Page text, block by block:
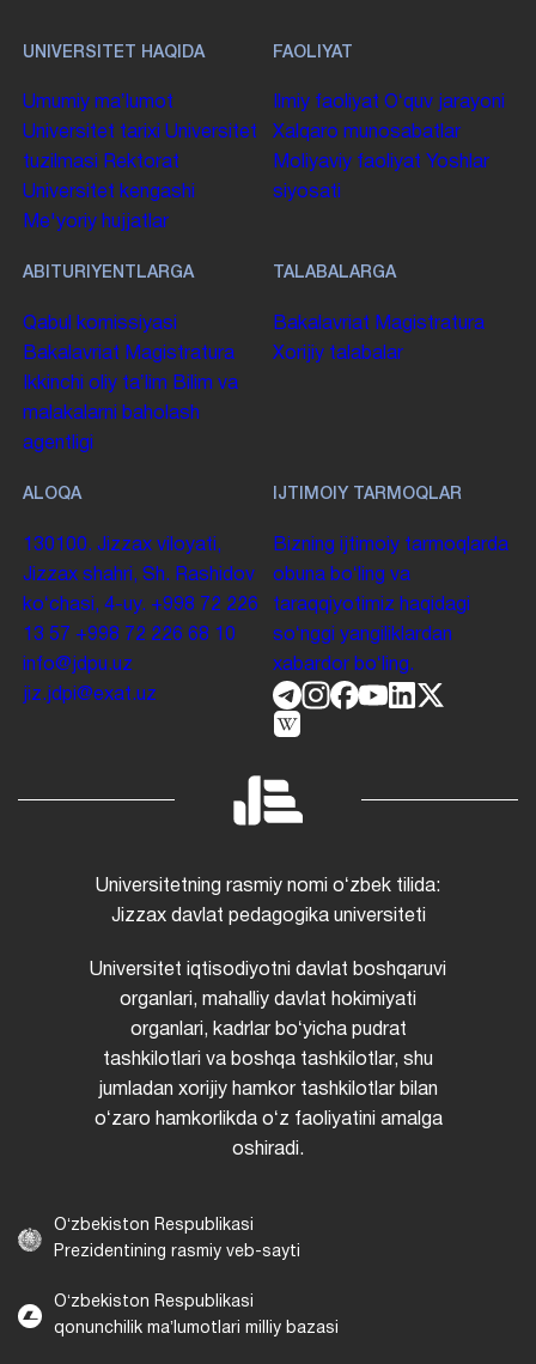
UNIVERSITET HAQIDA
Umumiy maʼlumot
Universitet tarixi Universitet
tuzilmasi
Rektorat
Universitet kengashi
Me'yoriy hujjatlar
FAOLIYAT
Ilmiy faoliyat Oʻquv jarayoni
Xalqaro munosabatlar
Moliyaviy faoliyat Yoshlar
siyosati
ABITURIYENTLARGA
Qabul komissiyasi
Bakalavriat Magistratura
Ikkinchi oliy taʼlim Bilim va
malakalarni baholash
agentligi
TALABALARGA
Bakalavriat Magistratura
Xorijiy talabalar
ALOQA
130100. Jizzax viloyati,
Jizzax shahri, Sh. Rashidov
koʻchasi, 4-uy. +998 72 226
13 57 +998 72 226 68 10
info@jdpu.uz
jiz.jdpi@exat.uz
IJTIMOIY TARMOQLAR
Bizning ijtimoiy tarmoqlarda
obuna boʻling va
taraqqiyotimiz haqidagi
soʻnggi yangiliklardan
xabardor boʻling.
Universitetning rasmiy nomi oʻzbek tilida:
Jizzax davlat pedagogika universiteti
Universitet iqtisodiyotni davlat boshqaruvi
organlari, mahalliy davlat hokimiyati
organlari, kadrlar boʻyicha pudrat
tashkilotlari va boshqa tashkilotlar, shu
jumladan xorijiy hamkor tashkilotlar bilan
oʻzaro hamkorlikda oʻz faoliyatini amalga
oshiradi.
Oʻzbekiston Respublikasi
Prezidentining rasmiy veb-sayti
Oʻzbekiston Respublikasi
qonunchilik maʼlumotlari milliy bazasi